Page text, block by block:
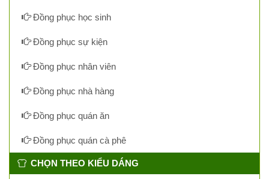
Đồng phục học sinh
Đồng phục sự kiện
Đồng phục nhân viên
Đồng phục nhà hàng
Đồng phục quán ăn
Đồng phục quán cà phê
CHỌN THEO KIỂU DÁNG